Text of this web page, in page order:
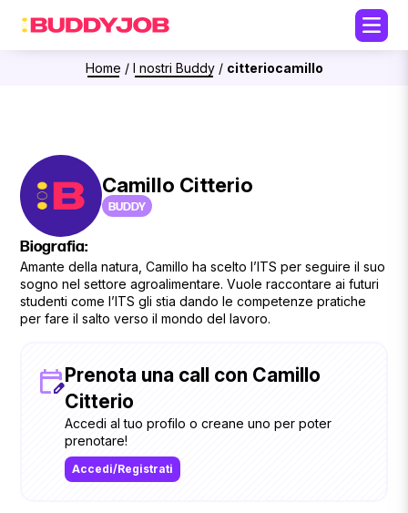
Home / I nostri Buddy/ citteriocamillo
Camillo Citterio
BUDDY
Biografia:
Amante della natura, Camillo ha scelto l’ITS per seguire il suo
sogno nel settore agroalimentare. Vuole raccontare ai futuri
studenti come l’ITS gli stia dando le competenze pratiche
per fare il salto verso il mondo del lavoro.
Prenota una call con Camillo
Citterio
Accedi al tuo profilo o creane uno per poter
prenotare!
Accedi/Registrati